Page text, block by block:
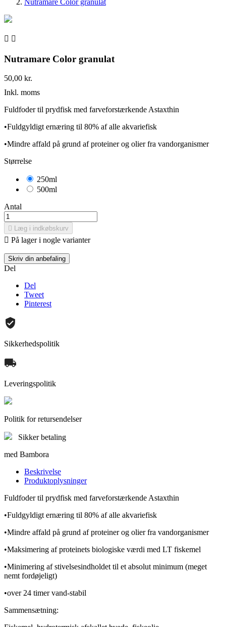
Nutramare Color granulat
 
Nutramare Color granulat
50,00 kr.
Inkl. moms
Fuldfoder til prydfisk med farveforstærkende Astaxthin
•Fuldgyldigt ernæring til 80% af alle akvariefisk
•Mindre affald på grund af proteiner og olier fra vandorganismer
Størrelse
250ml
500ml
Antal
 Læg i indkøbskurv
 På lager i nogle varianter
Skriv din anbefaling
Del
Del
Tweet
Pinterest
Sikkerhedspolitik
Leveringspolitik
Politik for retursendelser
Sikker betaling
med Bambora
Beskrivelse
Produktoplysninger
Fuldfoder til prydfisk med farveforstærkende Astaxthin
•Fuldgyldigt ernæring til 80% af alle akvariefisk
•Mindre affald på grund af proteiner og olier fra vandorganismer
•Maksimering af proteinets biologiske værdi med LT fiskemel
•Minimering af stivelsesindholdet til et absolut minimum (meget
nemt fordøjeligt)
•over 24 timer vand-stabil
Sammensætning: